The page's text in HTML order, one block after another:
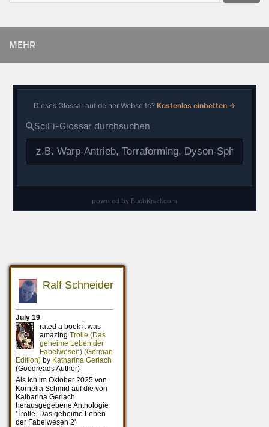
MEHR